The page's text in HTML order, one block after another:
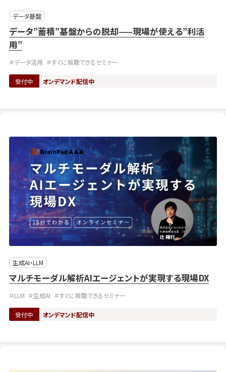
データ基盤
データ”蓄積”基盤からの脱却——現場が使える”利活
用”
＃データ活用 ＃すぐに視聴できるセミナー
受付中 オンデマンド配信中
生成AI・LLM
マルチモーダル解析AIエージェントが実現する現場DX
＃LLM ＃生成AI ＃すぐに視聴できるセミナー
受付中 オンデマンド配信中